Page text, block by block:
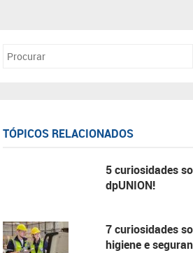
TÓPICOS RELACIONADOS
5 curiosidades
dpUNION!
7 curiosidades
higiene e